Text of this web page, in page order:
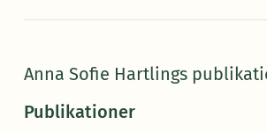
Anna Sofie Hartlings
Publikationer